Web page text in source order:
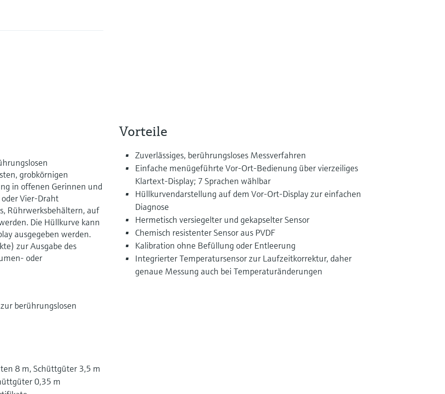
grobkörnigen
in offenen Gerinnen und
Vier-Draht
Rührwerksbehältern, auf
Die Hüllkurve kann
ausgegeben werden.
zur Ausgabe des
oder
berührungslosen
8 m, Schüttgüter 3,5 m
0,35 m
Vorteile
Zuverlässiges, berührungsloses Messverfahren
Einfache menügeführte Vor-Ort-Bedienung über vierzeiliges
Klartext-Display; 7 Sprachen wählbar
Hüllkurvendarstellung auf dem Vor-Ort-Display zur einfachen
Diagnose
Hermetisch versiegelter und gekapselter Sensor
Chemisch resistenter Sensor aus PVDF
Kalibration ohne Befüllung oder Entleerung
Integrierter Temperatursensor zur Laufzeitkorrektur, daher
genaue Messung auch bei Temperaturänderungen